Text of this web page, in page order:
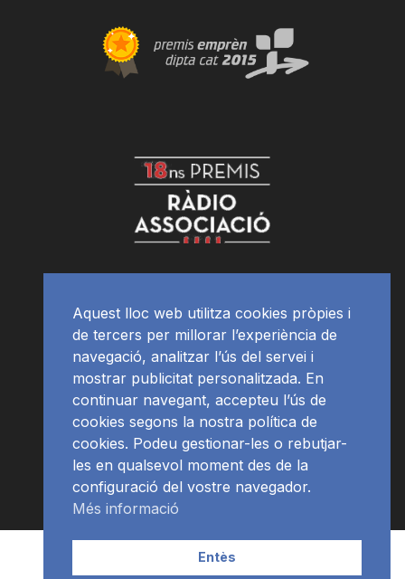
APP Programació
Aquest lloc web utilitza cookies pròpies i
de tercers per millorar l’experiència de
navegació, analitzar l’ús del servei i
mostrar publicitat personalitzada. En
continuar navegant, accepteu l’ús de
cookies segons la nostra política de
cookies. Podeu gestionar-les o rebutjar-
les en qualsevol moment des de la
configuració del vostre navegador.
Més informació
Entès